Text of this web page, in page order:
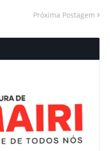
Próxima Postagem